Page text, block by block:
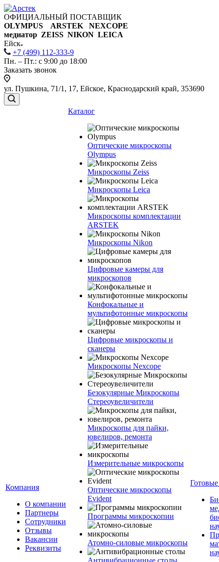
ОФИЦИАЛЬНЫЙ ПОСТАВЩИК
OLYMPUS ARSTEK NEXCOPE
медиатор ZEISS NIKON LEICA
Ейск
+7 (499) 112-333-9
Пн. – Пт.: с 9:00 до 18:00
Заказать звонок
ул. Пушкина, 71/1, 17, Ейское, Краснодарский край, 353690
Компания
О компании
Партнеры
Сотрудники
Отзывы
Вакансии
Реквизиты
Каталог
Оптические микроскопы
Olympus
Микроскопы Zeiss
Микроскопы Leica
Микроскопы комплектации
ARSTEK
Микроскопы Nikon
Цифровые камеры для
микроскопов
Конфокальные и
мультифотонные микроскопы
Цифровые микроскопы и
сканеры
Микроскопы Nexcope
Безокулярные Микроскопы
Стереоувеличители
Микроскопы для пайки,
ювелиров, ремонта
Измерительные микроскопы
Оптические микроскопы
Evident
Программы микроскопии
Атомно-силовые микроскопы
Антивибрационные столы